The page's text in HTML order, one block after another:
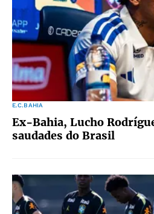
E.C.BAHIA
Ex-Bahia, Lucho
saudades do Brasil